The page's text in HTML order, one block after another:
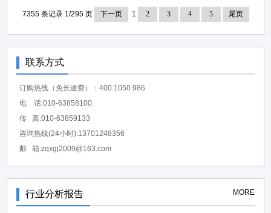
7355 条记录 1/295 页 下一页 1 2 3 4 5 尾页
联系方式
订购热线（免长途费）：400 1050 986
电 话:010-63858100
传 真:010-63859133
咨询热线(24小时):13701248356
邮 箱:zqxgj2009@163.com
行业分析报告 MORE